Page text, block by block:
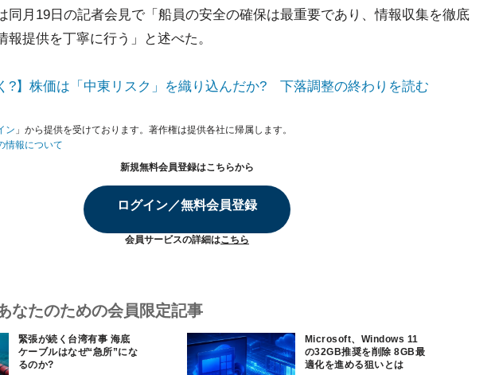
同月19日の記者会見で「船員の安全の確保は最重要であり、情報収集を徹底
報提供を丁寧に行う」と述べた。
?】株価は「中東リスク」を織り込んだか? 下落調整の終わりを読む
ン 」から提供を受けております。著作権は提供各社に帰属します。
情報について
新規無料会員登録はこちらから
ログイン／無料会員登録
会員サービスの詳細はこちら
なたのための会員限定記事
緊張が続く台湾有事 海底
ケーブルはなぜ“急所”にな
るのか?
Microsoft、Windows 11
の32GB推奨を削除 8GB最
適化を進める狙いとは